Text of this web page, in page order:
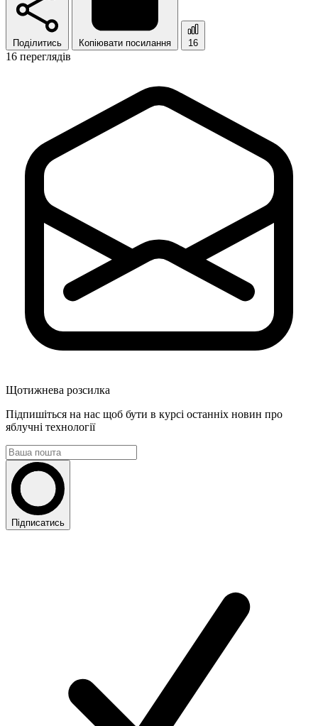
Поділитись Копіювати посилання 16
16 переглядів
Щотижнева розсилка
Підпишіться на нас щоб бути в курсі останніх новин про
яблучні технології
Підписатись